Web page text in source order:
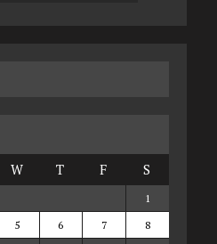
W T F S
1
5 6 7
8